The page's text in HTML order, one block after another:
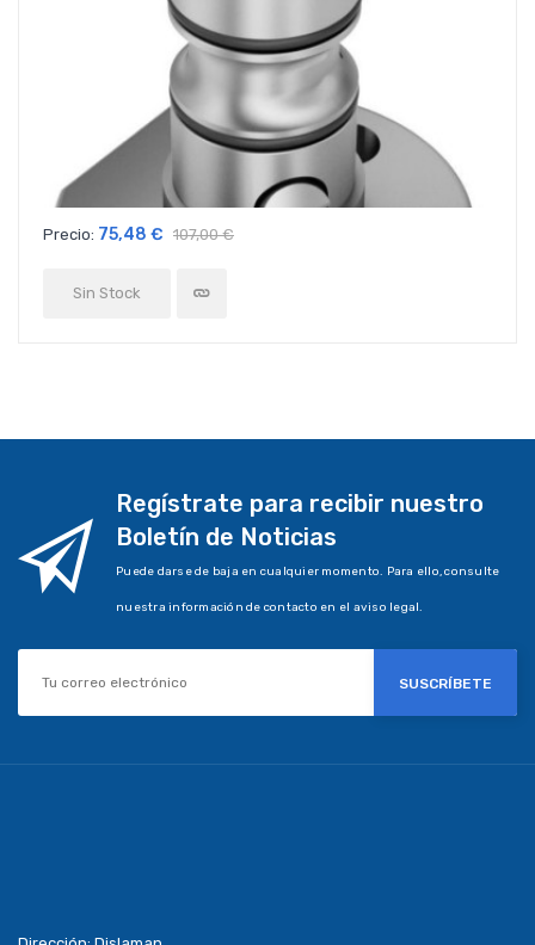
Precio: 75,48 € 107,00 €
Sin Stock
Regístrate para recibir nuestro
Boletín de Noticias
Puede darse de baja en cualquier momento. Para ello, consulte
nuestra información de contacto en el aviso legal.
SUSCRÍBETE